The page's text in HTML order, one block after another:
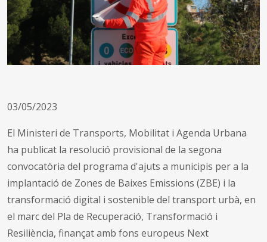
03/05/2023
El Ministeri de Transports, Mobilitat i Agenda Urbana
ha publicat la resolució provisional de la segona
convocatòria del programa d'ajuts a municipis per a la
implantació de Zones de Baixes Emissions (ZBE) i la
transformació digital i sostenible del transport urbà, en
el marc del Pla de Recuperació, Transformació i
Resiliència, finançat amb fons europeus Next